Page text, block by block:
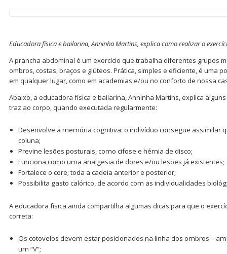
Educadora física e bailarina, Anninha Martins, explica como realizar o
A prancha abdominal é um exercício que trabalha diferentes grupos
ombros, costas, braços e glúteos. Prática, simples e eficiente, é uma
em qualquer lugar, como em academias e/ou no conforto de nossa
Abaixo, a educadora física e bailarina, Anninha Martins, explica
traz ao corpo, quando executada regularmente:
Desenvolve a memória cognitiva: o indivíduo consegue assimilar
coluna;
Previne lesões posturais, como cifose e hérnia de disco;
Funciona como uma analgesia de dores e/ou lesões já existentes;
Fortalece o core; toda a cadeia anterior e posterior;
Possibilita gasto calórico, de acordo com as individualidades
A educadora física ainda compartilha algumas dicas para que o
correta:
Os cotovelos devem estar posicionados na linha dos ombros –
um “V”;